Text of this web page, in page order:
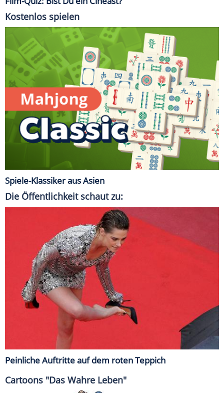
Kostenlos spielen
Spiele-Klassiker aus Asien
Die Öffentlichkeit schaut zu:
Peinliche Auftritte auf dem roten Teppich
Cartoons "Das Wahre Leben"